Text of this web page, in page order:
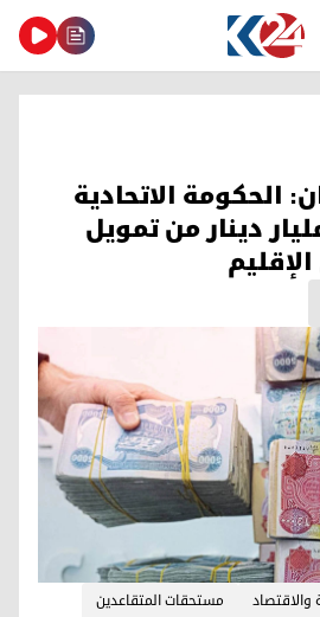
الحكومة الاتحادية
36 مليار دينار من تمويل
والاقتصاد مستحقات المتقاعدين